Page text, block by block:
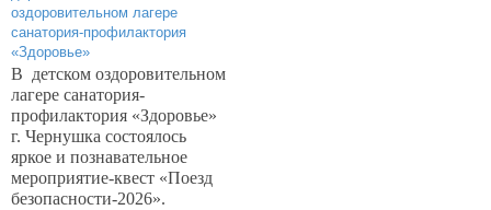
В детском оздоровительном
лагере санатория-
профилактория «Здоровье»
г. Чернушка состоялось
яркое и познавательное
мероприятие-квест «Поезд
безопасности-2026».